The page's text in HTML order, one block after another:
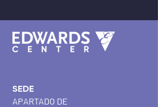
SEDE
APARTADO DE